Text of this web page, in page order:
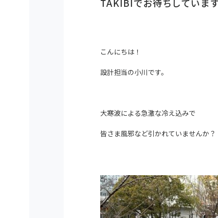
TAKIBIでお待ちしていま
こんにちは！
設計担当の小川です。
大寒波による急激な冷え込みで
皆さま風邪など引かれていませんか？